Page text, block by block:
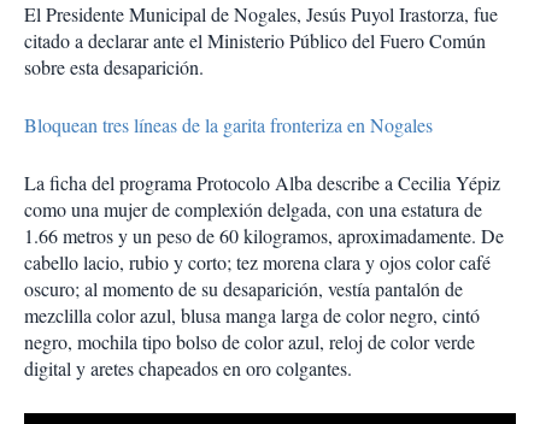
El Presidente Municipal de Nogales, Jesús Puyol Irastorza, fue
citado a declarar ante el Ministerio Público del Fuero Común
sobre esta desaparición.
Bloquean tres líneas de la garita fronteriza en Nogales
La ficha del programa Protocolo Alba describe a Cecilia Yépiz
como una mujer de complexión delgada, con una estatura de
1.66 metros y un peso de 60 kilogramos, aproximadamente. De
cabello lacio, rubio y corto; tez morena clara y ojos color café
oscuro; al momento de su desaparición, vestía pantalón de
mezclilla color azul, blusa manga larga de color negro, cintó
negro, mochila tipo bolso de color azul, reloj de color verde
digital y aretes chapeados en oro colgantes.